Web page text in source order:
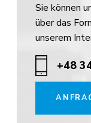
Sie können
über das
unserem
+48